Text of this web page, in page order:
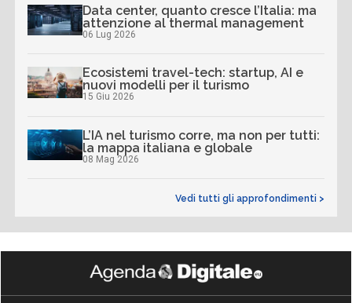
Data center, quanto cresce l’Italia: ma
attenzione al thermal management
06 Lug 2026
Ecosistemi travel-tech: startup, AI e
nuovi modelli per il turismo
15 Giu 2026
L’IA nel turismo corre, ma non per tutti:
la mappa italiana e globale
08 Mag 2026
Vedi tutti gli approfondimenti >